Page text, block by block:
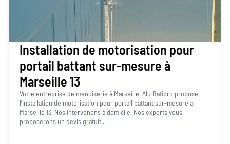
Installation de motorisation pour
portail battant sur-mesure à
Marseille 13
Votre entreprise de menuiserie à Marseille, Alu Batipro propose
l’installation de motorisation pour portail battant sur-mesure à
Marseille 13. Nos intervenons à domicile. Nos experts vous
proposerons un devis gratuit...